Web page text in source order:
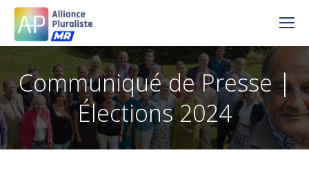
Communiqué de Presse |
Élections 2024